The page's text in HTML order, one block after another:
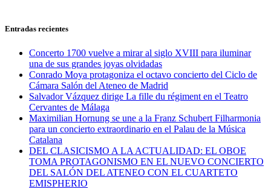
Entradas recientes
Concerto 1700 vuelve a mirar al siglo XVIII para iluminar
una de sus grandes joyas olvidadas
Conrado Moya protagoniza el octavo concierto del Ciclo de
Cámara Salón del Ateneo de Madrid
Salvador Vázquez dirige La fille du régiment en el Teatro
Cervantes de Málaga
Maximilian Hornung se une a la Franz Schubert Filharmonia
para un concierto extraordinario en el Palau de la Música
Catalana
DEL CLASICISMO A LA ACTUALIDAD: EL OBOE
TOMA PROTAGONISMO EN EL NUEVO CONCIERTO
DEL SALÓN DEL ATENEO CON EL CUARTETO
EMISPHERIO